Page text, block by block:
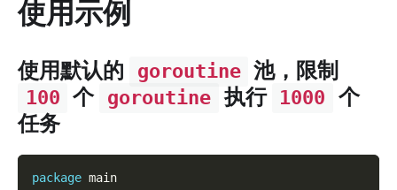
使用示例
使用默认的 goroutine 池，限制
100 个 goroutine 执行 1000
个
任务
package main